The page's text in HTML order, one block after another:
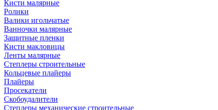
Кисти малярные
Ролики
Валики игольчатые
Ванночки малярные
Защитные пленки
Кисти макловицы
Ленты малярные
Степлеры строительные
Кольцевые плайеры
Плайеры
Просекатели
Скобоудалители
Степлеры механические строительные